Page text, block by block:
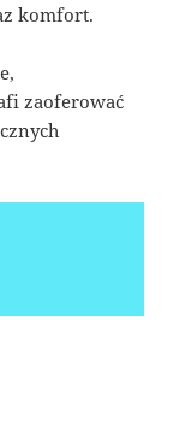
komfort.
zaoferować